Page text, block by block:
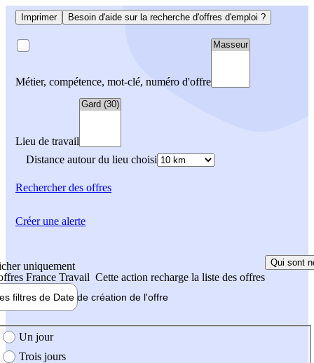
Imprimer Besoin d'aide sur la recherche d'offres d'emploi ?
Métier, compétence, mot-clé, numéro d'offre
Lieu de travail
Distance autour du lieu choisi
Rechercherdes offres
uniquement
France Travail Cette action recharge la liste des offres
Qui sont
filtres de Date de création de l'offre
création de l'offre
Un jour
Trois jours
Créer une alerte